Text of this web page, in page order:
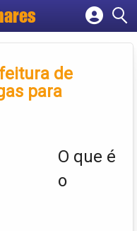
empresa
de
para
O que é
o